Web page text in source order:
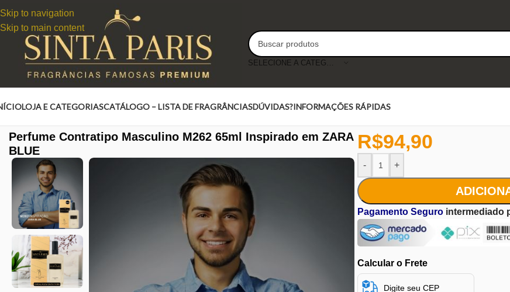
Skip to navigation
Skip to main content
SELECIONE A CATEGORIA
LOJA E CATEGORIASCATÁLOGO – LISTA DE FRAGRÂNCIASDÚVIDAS?INFORMAÇÕES RÁPIDAS
Perfume Contratipo Masculino M262 65ml Inspirado em ZARA
BLUE
R$94,90
- +
Pagamento Seguro intermediado
Calcular o Frete